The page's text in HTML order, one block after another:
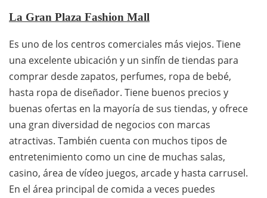
La Gran Plaza Fashion Mall
Es uno de los centros comerciales más viejos. Tiene
una excelente ubicación y un sinfín de tiendas para
comprar desde zapatos, perfumes, ropa de bebé,
hasta ropa de diseñador. Tiene buenos precios y
buenas ofertas en la mayoría de sus tiendas, y ofrece
una gran diversidad de negocios con marcas
atractivas. También cuenta con muchos tipos de
entretenimiento como un cine de muchas salas,
casino, área de vídeo juegos, arcade y hasta carrusel.
En el área principal de comida a veces puedes